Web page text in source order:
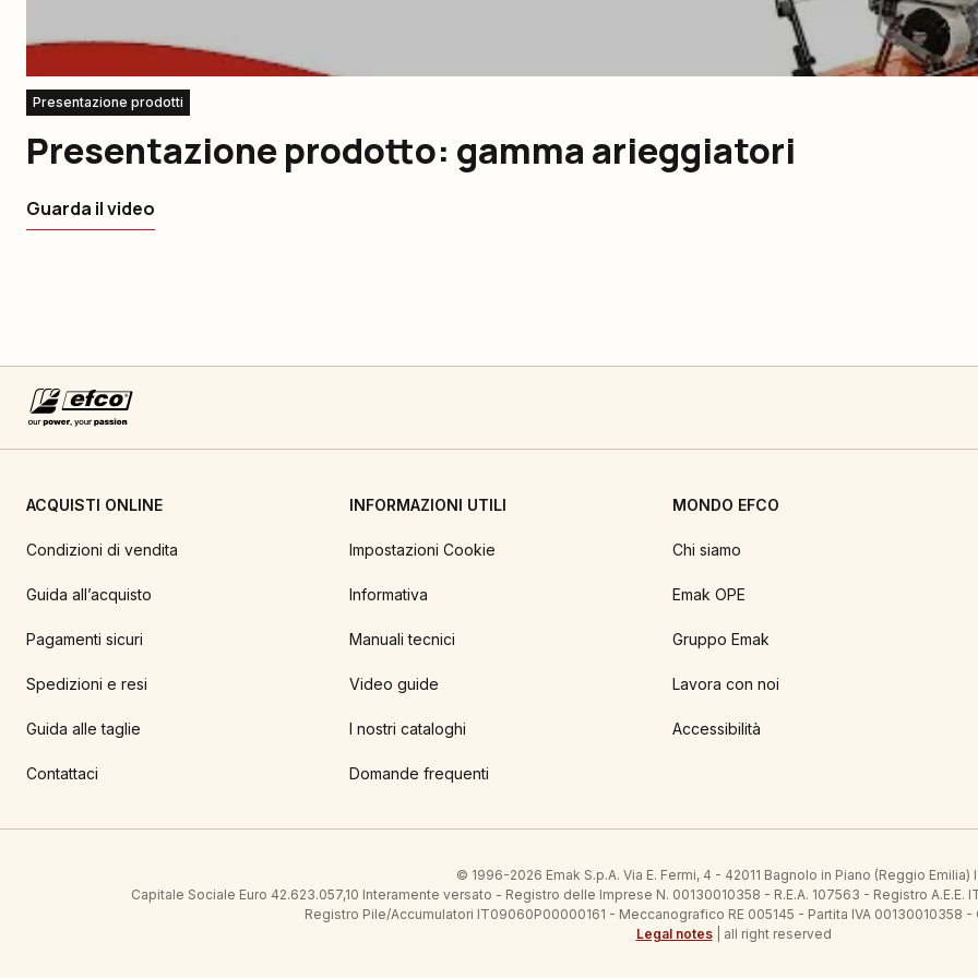
Presentazione prodotti
Presentazione prodotto: gamma arieggiatori
Guarda il video
ACQUISTI ONLINE
Condizioni di vendita
Guida all’acquisto
Pagamenti sicuri
Spedizioni e resi
Guida alle taglie
Contattaci
INFORMAZIONI UTILI
Impostazioni Cookie
Informativa
Manuali tecnici
Video guide
I nostri cataloghi
Domande frequenti
MONDO EFCO
Chi siamo
Emak OPE
Gruppo Emak
Lavora con noi
Accessibilità
© 1996-2026 Emak S.p.A. Via E. Fermi, 4 - 42011 Bagnolo in Piano (Reggio Emilia)
Capitale Sociale Euro 42.623.057,10 Interamente versato - Registro delle Imprese N. 00130010358 - R.E.A. 107563 - Registro
Registro Pile/Accumulatori IT09060P00000161 - Meccanografico RE 005145 - Partita IVA 00130010358
Legal notes| all right reserved